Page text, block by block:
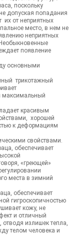
поскольку
допуская попадания
их от неприятных
место, в нем не
неприятных
появление
основными
трикотажный
максимальный
красивым
хорошей
к деформациям
свойствами.
обеспечивает
«греющей»
места в зимний
обеспечивает
гигроскопичностью
кожу, не
и отличный
излишек тепла,
телом человека и